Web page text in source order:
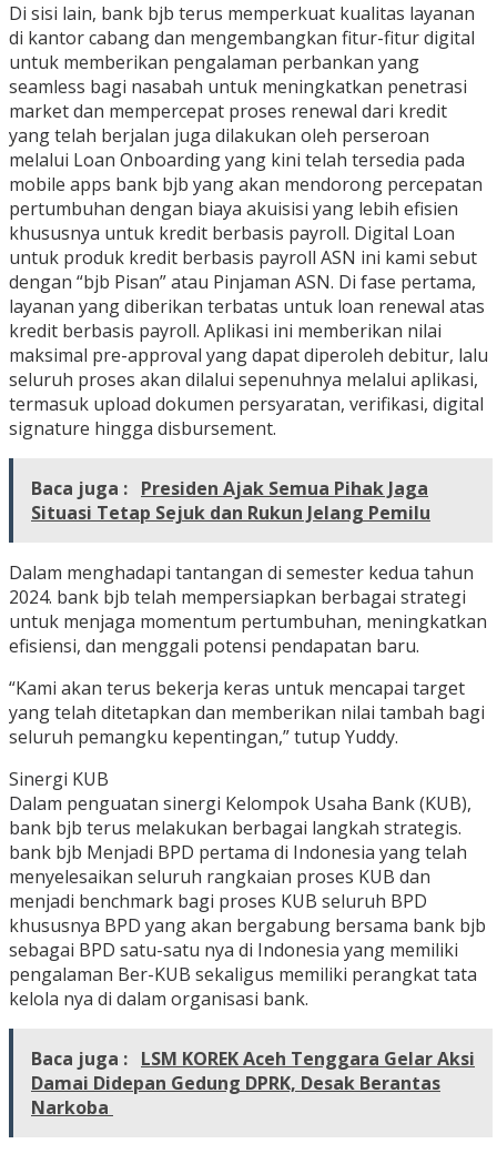
Di sisi lain, bank bjb terus memperkuat kualitas layanan
di kantor cabang dan mengembangkan fitur-fitur digital
untuk memberikan pengalaman perbankan yang
seamless bagi nasabah untuk meningkatkan penetrasi
market dan mempercepat proses renewal dari kredit
yang telah berjalan juga dilakukan oleh perseroan
melalui Loan Onboarding yang kini telah tersedia pada
mobile apps bank bjb yang akan mendorong percepatan
pertumbuhan dengan biaya akuisisi yang lebih efisien
khususnya untuk kredit berbasis payroll. Digital Loan
untuk produk kredit berbasis payroll ASN ini kami sebut
dengan “bjb Pisan” atau Pinjaman ASN. Di fase pertama,
layanan yang diberikan terbatas untuk loan renewal atas
kredit berbasis payroll. Aplikasi ini memberikan nilai
maksimal pre-approval yang dapat diperoleh debitur, lalu
seluruh proses akan dilalui sepenuhnya melalui aplikasi,
termasuk upload dokumen persyaratan, verifikasi, digital
signature hingga disbursement.
Baca juga : Presiden Ajak Semua Pihak Jaga
Situasi Tetap Sejuk dan Rukun Jelang Pemilu
Dalam menghadapi tantangan di semester kedua tahun
2024. bank bjb telah mempersiapkan berbagai strategi
untuk menjaga momentum pertumbuhan, meningkatkan
efisiensi, dan menggali potensi pendapatan baru.
“Kami akan terus bekerja keras untuk mencapai target
yang telah ditetapkan dan memberikan nilai tambah bagi
seluruh pemangku kepentingan,” tutup Yuddy.
Sinergi KUB
Dalam penguatan sinergi Kelompok Usaha Bank (KUB),
bank bjb terus melakukan berbagai langkah strategis.
bank bjb Menjadi BPD pertama di Indonesia yang telah
menyelesaikan seluruh rangkaian proses KUB dan
menjadi benchmark bagi proses KUB seluruh BPD
khususnya BPD yang akan bergabung bersama bank bjb
sebagai BPD satu-satu nya di Indonesia yang memiliki
pengalaman Ber-KUB sekaligus memiliki perangkat tata
kelola nya di dalam organisasi bank.
Baca juga : LSM KOREK Aceh Tenggara Gelar Aksi
Damai Didepan Gedung DPRK, Desak Berantas
Narkoba